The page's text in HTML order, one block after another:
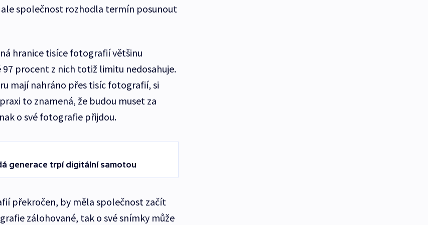
ale společnost rozhodla termín posunout
hranice tisíce fotografií většinu
procent z nich totiž limitu nedosahuje.
mají nahráno přes tisíc fotografií, si
to znamená, že budou muset za
o své fotografie přijdou.
generace trpí digitální samotou
překročen, by měla společnost začít
zálohované, tak o své snímky může